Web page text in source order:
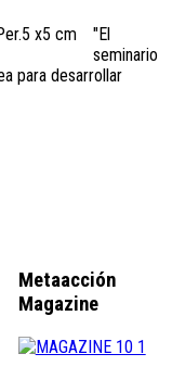
"El
seminario
para desarrollar
Metaacción
Magazine